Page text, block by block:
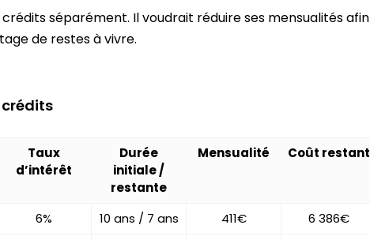
séparément. Il voudrait réduire ses mensualités afin
de restes à vivre.
Taux
d’intérêt
Durée
initiale /
restante
Mensualité Coût restant
6% 10 ans / 7 ans 411€
6 386€